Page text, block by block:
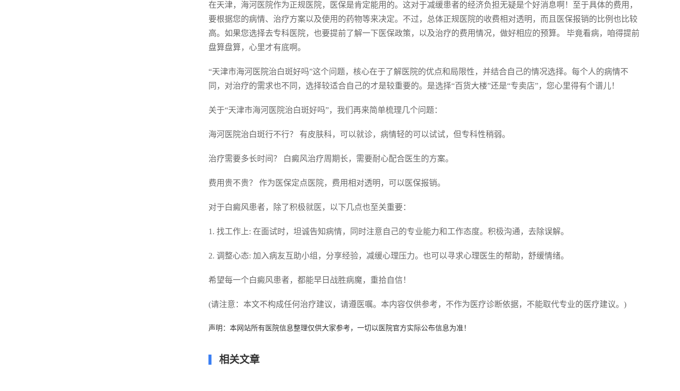
在天津，海河医院作为正规医院，医保是肯定能用的。这对于减缓患者的经济负担无疑是个好消息啊！至于具体的费用，
要根据您的病情、治疗方案以及使用的药物等来决定。不过，总体正规医院的收费相对透明，而且医保报销的比例也比较
高。如果您选择去专科医院，也要提前了解一下医保政策，以及治疗的费用情况，做好相应的预算。 毕竟看病，咱得提前
盘算盘算，心里才有底啊。
“天津市海河医院治白斑好吗”这个问题，核心在于了解医院的优点和局限性，并结合自己的情况选择。每个人的病情不
同，对治疗的需求也不同，选择较适合自己的才是较重要的。是选择“百货大楼”还是“专卖店”，您心里得有个谱儿！
关于“天津市海河医院治白斑好吗”，我们再来简单梳理几个问题：
海河医院治白斑行不行？ 有皮肤科，可以就诊，病情轻的可以试试，但专科性稍弱。
治疗需要多长时间？ 白癜风治疗周期长，需要耐心配合医生的方案。
费用贵不贵？ 作为医保定点医院，费用相对透明，可以医保报销。
对于白癜风患者，除了积极就医，以下几点也至关重要：
1. 找工作上: 在面试时，坦诚告知病情，同时注意自己的专业能力和工作态度。积极沟通，去除误解。
2. 调整心态: 加入病友互助小组，分享经验，减缓心理压力。也可以寻求心理医生的帮助，舒缓情绪。
希望每一个白癜风患者，都能早日战胜病魔，重拾自信！
(请注意：本文不构成任何治疗建议，请遵医嘱。本内容仅供参考，不作为医疗诊断依据，不能取代专业的医疗建议。)
声明：本网站所有医院信息整理仅供大家参考，一切以医院官方实际公布信息为准！
相关文章